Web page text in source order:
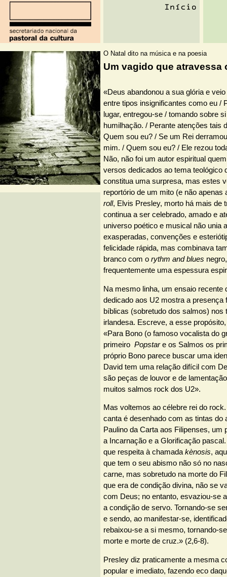
O Natal dito na música e na poesia
Um vagido que atravessa
«Deus abandonou a sua glória e
entre tipos insignificantes como eu /
lugar, entregou-se / tomando sobre
humilhação. / Perante atenções tais
Quem sou eu? / Se um Rei
mim. / Quem sou eu? / Ele rezou
Não, não foi um autor espiritual
versos dedicados ao tema teológico
constitua uma surpresa, mas estes
reportório de um mito (e não
roll, Elvis Presley, morto há mais de
continua a ser celebrado, amado e
universo poético e musical não unia
exasperadas, convenções e
felicidade rápida, mas combinava
branco com o rythm and blues
frequentemente uma espessura
Na mesmo linha, um ensaio recente
dedicado aos U2 mostra a presença
bíblicas (sobretudo dos salmos) nos
irlandesa. Escreve, a esse
«Para Bono (o famoso vocalista do
primeiro Popstare os Salmos os
próprio Bono parece buscar uma
David tem uma relação difícil com
são peças de louvor e de
muitos salmos rock dos U2».
Mas voltemos ao célebre rei do
canta é desenhado com as tintas do
Paulino da Carta aos Filipenses, um
a Incarnação e a Glorificação
que respeita à chamadakènosis,
que tem o seu abismo não só no
carne, mas sobretudo na morte do
que era de condição divina, não se
com Deus; no entanto, esvaziou-se
a condição de servo. Tornando-se
e sendo, ao manifestar-se,
rebaixou-se a si mesmo, tornando-
morte e morte de cruz.» (2,6-8).
Presley diz praticamente a mesma
popular e imediato, fazendo eco